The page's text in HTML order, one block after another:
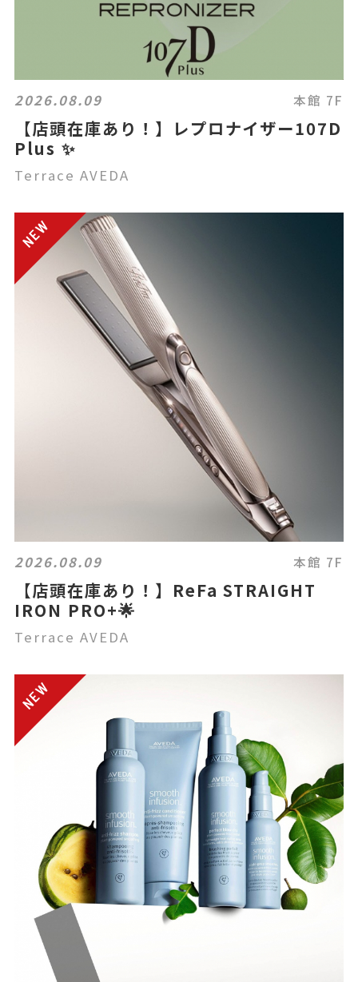
2026.08.09 本館 7F
【店頭在庫あり！】レプロナイザー107D
Plus ✨️
Terrace AVEDA
2026.08.09 本館 7F
【店頭在庫あり！】ReFa STRAIGHT
IRON PRO+🌟
Terrace AVEDA